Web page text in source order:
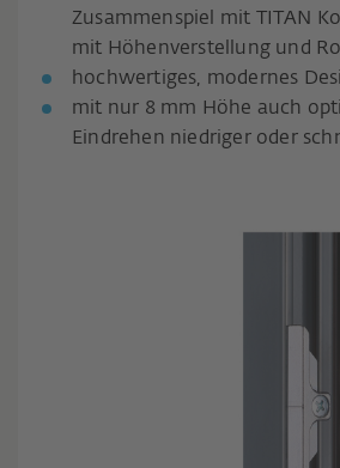
Zusammenspiel mit TITAN
mit Höhenverstellung und
hochwertiges, modernes
mit nur 8 mm Höhe auch
Eindrehen niedriger oder